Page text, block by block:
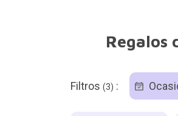
Regalos
Filtros (3) :